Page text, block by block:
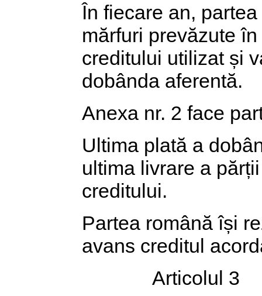
În fiecare an,
mărfuri prevăzute
creditului utilizat și
dobânda aferentă.
Anexa nr. 2 face
Ultima plată a
ultima livrare a
creditului.
Partea română își
avans creditul
Articolul 3